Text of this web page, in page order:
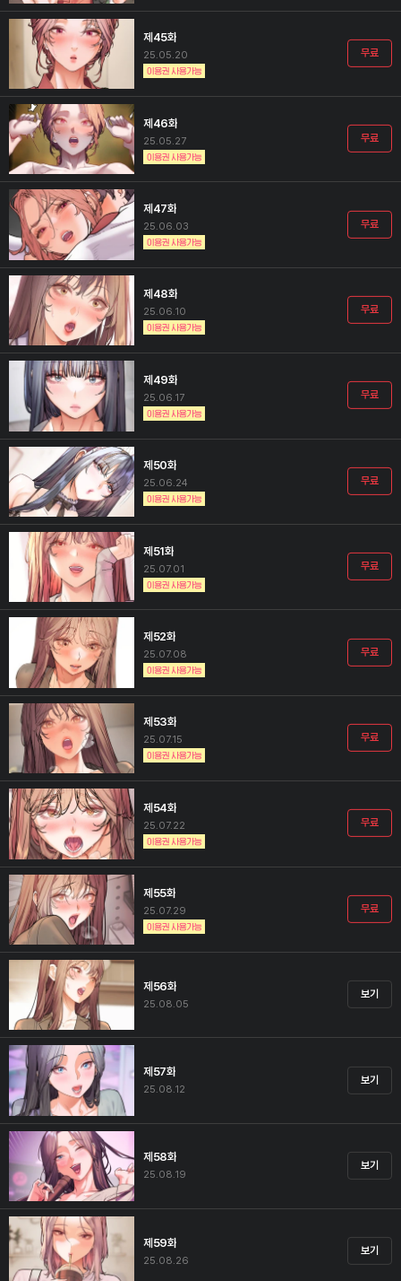
제45화
25.05.20 무료
제46화
25.05.27 무료
제47화
25.06.03 무료
제48화
25.06.10 무료
제49화
25.06.17 무료
제50화
25.06.24 무료
제51화
25.07.01 무료
제52화
25.07.08 무료
제53화
25.07.15 무료
제54화
25.07.22 무료
제55화
25.07.29 무료
제56화
25.08.05
보기
제57화
25.08.12
보기
제58화
25.08.19
보기
제59화
25.08.26
보기